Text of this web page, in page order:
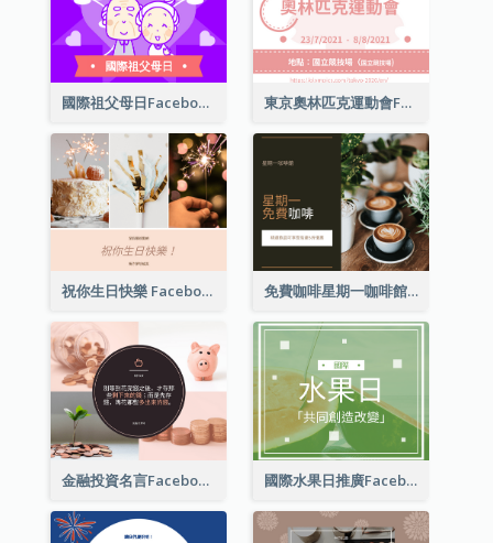
國際祖父母日Facebook帖子 東京奧林匹克運動會Facebook帖子
祝你生日快樂 Facebook 帖子 免費咖啡星期一咖啡館 Facebook 帖子
金融投資名言Facebook帖子 國際水果日推廣Facebook帖子